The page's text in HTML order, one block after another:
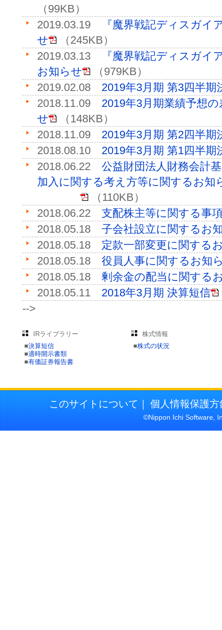
（99KB）
2019.03.19
『魔界戦記ディスガイ
せ
（245KB）
2019.03.13
『魔界戦記ディスガイ
お知らせ
（979KB）
2019.02.08 2019年3月期 第3四半期
2018.11.09 2019年3月期業績予想
せ
（148KB）
2018.11.09 2019年3月期 第2四半期
2018.08.10 2019年3月期 第1四半期
2018.06.22 公益財団法人財務会計
加入に関する考え方等に関するお知
（110KB）
2018.06.22 支配株主等に関する事
2018.05.18 子会社設立に関するお
2018.05.18 定款一部変更に関する
2018.05.18 役員人事に関するお知
2018.05.18 剰余金の配当に関する
2018.05.11 2018年3月期 決算短信
-->
IRライブラリー
株式情報
■決算短信
■適時開示書類
■有価証券報告書
■株式の状況
このサイトについて｜ 個人情報保護方
©Nippon Ichi Software,